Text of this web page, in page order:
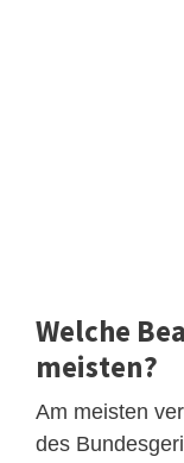
Welche
meisten?
Am meisten
des